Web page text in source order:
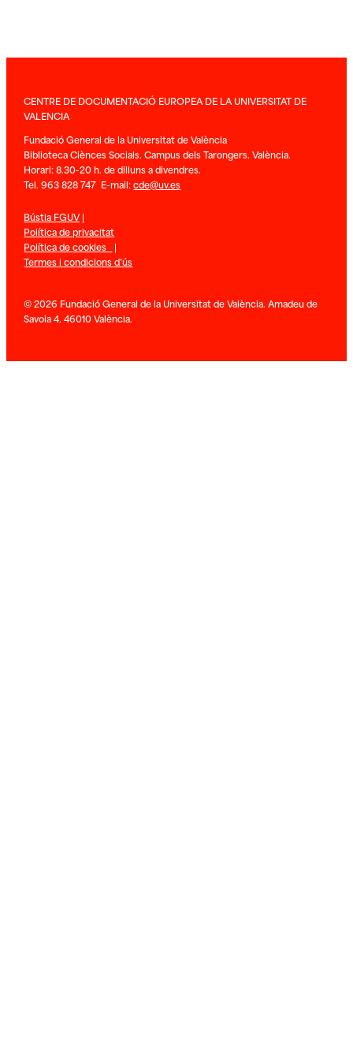
CENTRE DE DOCUMENTACIÓ EUROPEA DE LA UNIVERSITAT DE
VALENCIA
Fundació General de la Universitat de València
Biblioteca Ciènces Socials. Campus dels Tarongers. València.
Horari: 8.30-20 h. de dilluns a divendres.
Tel. 963 828 747 E-mail:cde@uv.es
Bústia FGUV|
Política de privacitat
Política de cookies |
Termes i condicions d’ús
© 2026 Fundació General de la Universitat de València. Amadeu de
Savoia 4. 46010 València.